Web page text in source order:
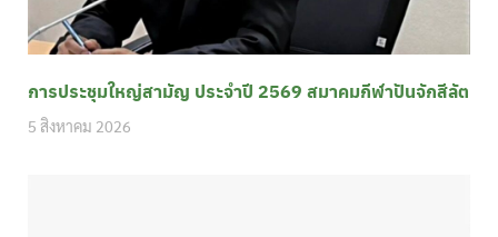
การประชุมใหญ่สามัญ ประจำปี 2569 สมาคมกีฬาปันจักสีลัต
5 สิงหาคม 2026